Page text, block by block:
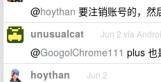
@hoythan 要注销账号的，然
unusualcat Jun 2 via
@GoogolChrome111 plus 也
hoythan Jun 2